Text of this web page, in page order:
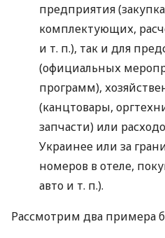
предприятия
комплектующих,
и т. п.), так и для
(официальных
программ),
(канцтовары,
запчасти) или
Украинее или за
номеров в отеле,
авто и т. п.).
Рассмотрим два примера